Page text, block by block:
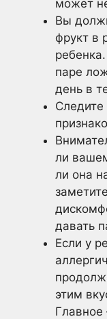
может
Вы
фрукт в
паре
день в
ли
ли она
давать
Если у
этим